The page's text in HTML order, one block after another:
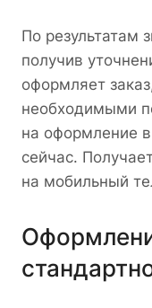
По результатам
получив
оформляет
необходимыми
на оформление
сейчас.
на мобильный